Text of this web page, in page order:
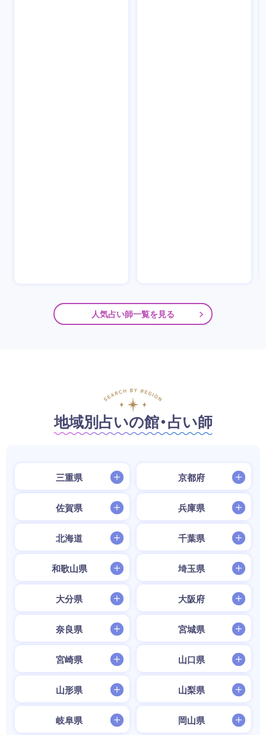
人気占い師一覧を見る
地域別占いの館・占い師
三重県 京都府
佐賀県 兵庫県
北海道 千葉県
和歌山県 埼玉県
大分県 大阪府
奈良県 宮城県
宮崎県 山口県
山形県 山梨県
岐阜県 岡山県